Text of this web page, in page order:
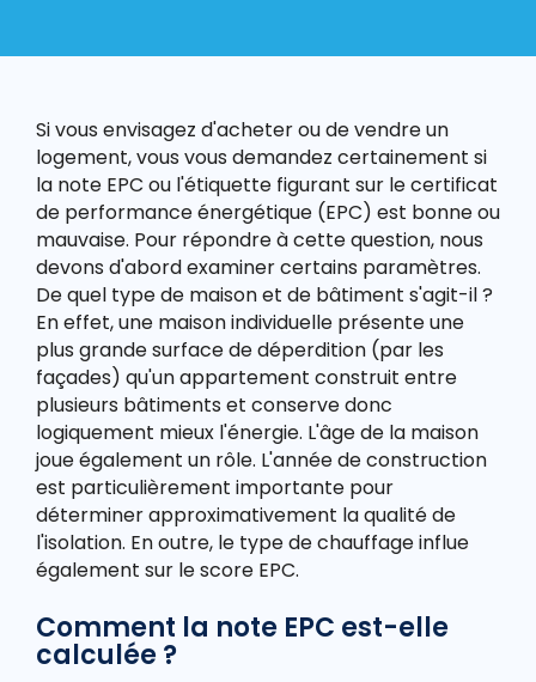
Si vous envisagez d'acheter ou de vendre un
logement, vous vous demandez certainement si
la note EPC ou l'étiquette figurant sur le certificat
de performance énergétique (EPC) est bonne ou
mauvaise. Pour répondre à cette question, nous
devons d'abord examiner certains paramètres.
De quel type de maison et de bâtiment s'agit-il ?
En effet, une maison individuelle présente une
plus grande surface de déperdition (par les
façades) qu'un appartement construit entre
plusieurs bâtiments et conserve donc
logiquement mieux l'énergie. L'âge de la maison
joue également un rôle. L'année de construction
est particulièrement importante pour
déterminer approximativement la qualité de
l'isolation. En outre, le type de chauffage influe
également sur le score EPC.
Comment la note EPC est-elle
calculée ?